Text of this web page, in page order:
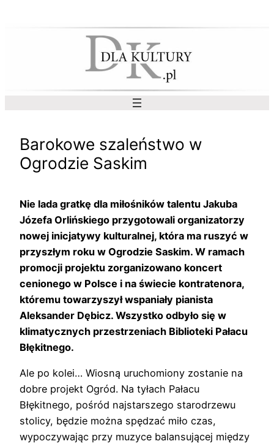
Barokowe szaleństwo w
Ogrodzie Saskim
Nie lada gratkę dla miłośników talentu Jakuba
Józefa Orlińskiego przygotowali organizatorzy
nowej inicjatywy kulturalnej, która ma ruszyć w
przyszłym roku w Ogrodzie Saskim. W ramach
promocji projektu zorganizowano koncert
cenionego w Polsce i na świecie kontratenora,
któremu towarzyszył wspaniały pianista
Aleksander Dębicz. Wszystko odbyło się w
klimatycznych przestrzeniach Biblioteki Pałacu
Błękitnego.
Ale po kolei… Wiosną uruchomiony zostanie na
dobre projekt Ogród. Na tyłach Pałacu
Błękitnego, pośród najstarszego starodrzewu
stolicy, będzie można spędzać miło czas,
wypoczywając przy muzyce balansującej między